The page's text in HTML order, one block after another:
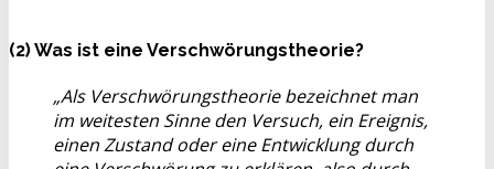
(2) Was ist eine Verschwörungstheorie?
„Als Verschwörungstheorie bezeichnet man
im weitesten Sinne den Versuch, ein Ereignis,
einen Zustand oder eine Entwicklung durch